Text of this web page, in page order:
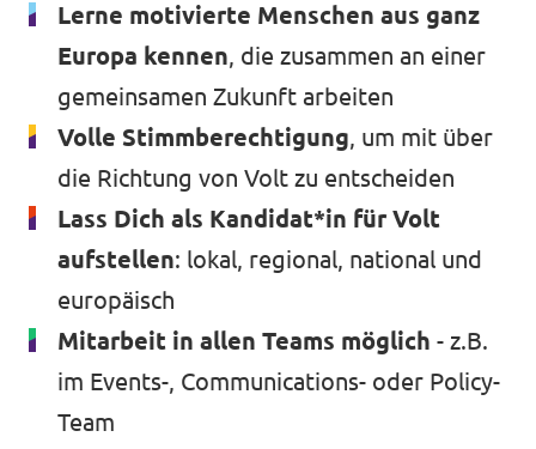
Lerne motivierte Menschen aus ganz
Europa kennen, die zusammen an einer
gemeinsamen Zukunft arbeiten
Volle Stimmberechtigung, um mit über
die Richtung von Volt zu entscheiden
Lass Dich als Kandidat*in für Volt
aufstellen: lokal, regional, national und
europäisch
Mitarbeit in allen Teams möglich - z.B.
im Events-, Communications- oder Policy-
Team